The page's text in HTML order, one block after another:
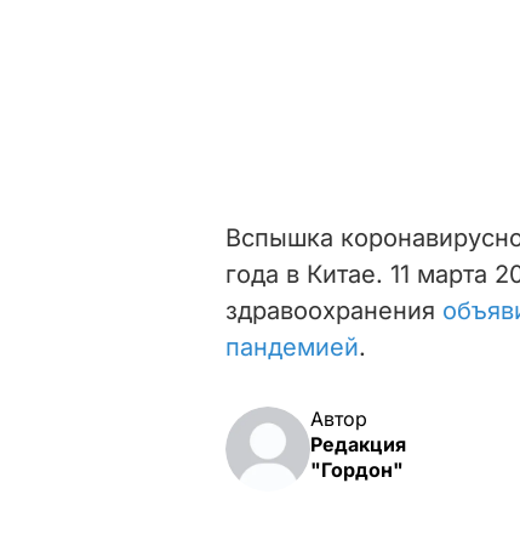
Вспышка
года в Китае. 11 марта
здравоохранения
пандемией.
Автор
Редакция
"Гордон"